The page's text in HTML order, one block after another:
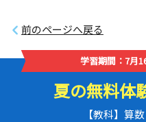
前のページへ戻る
学習期間：7月
夏の無料体
【教科】算